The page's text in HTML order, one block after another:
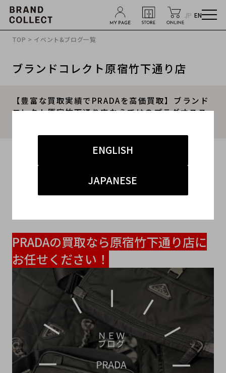
JP EN
ENGLISH
JAPANESE
TOP > イベント&ブログ一覧
ブランドコレクト原宿竹下通り店
【豊富な買取実績でPRADAを高価買取】ブランド
コレクト原宿竹下通り店ならではのプラダオスス
#竹下 インポート
PRADAの買取なら原宿竹下通り店に
お任せください！